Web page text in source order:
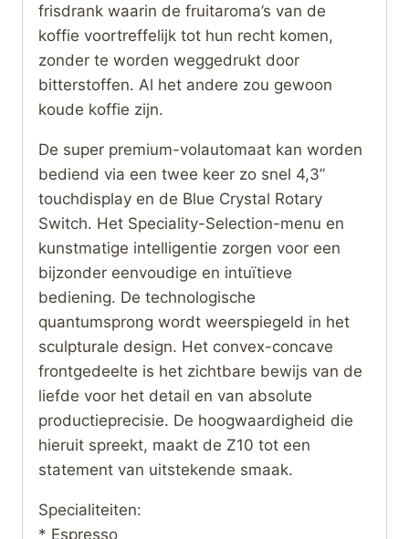
frisdrank waarin de fruitaroma’s van de
koffie voortreffelijk tot hun recht komen,
zonder te worden weggedrukt door
bitterstoffen. Al het andere zou gewoon
koude koffie zijn.
De super premium-volautomaat kan worden
bediend via een twee keer zo snel 4,3”
touchdisplay en de Blue Crystal Rotary
Switch. Het Speciality-Selection-menu en
kunstmatige intelligentie zorgen voor een
bijzonder eenvoudige en intuïtieve
bediening. De technologische
quantumsprong wordt weerspiegeld in het
sculpturale design. Het convex-concave
frontgedeelte is het zichtbare bewijs van de
liefde voor het detail en van absolute
productieprecisie. De hoogwaardigheid die
hieruit spreekt, maakt de Z10 tot een
statement van uitstekende smaak.
Specialiteiten:
* Espresso